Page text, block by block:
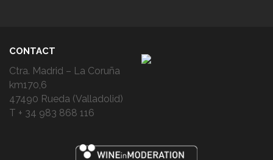
CONTACT
Ctra. Madrid – La Coruña
km170,6
47490 Rueda (Valladolid)
T + 34 983 868 116